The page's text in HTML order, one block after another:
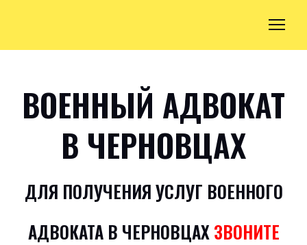
ВОЕННЫЙ АДВОКАТ
В ЧЕРНОВЦАХ
ДЛЯ ПОЛУЧЕНИЯ УСЛУГ ВОЕННОГО
АДВОКАТА В ЧЕРНОВЦАХ ЗВОНИТЕ